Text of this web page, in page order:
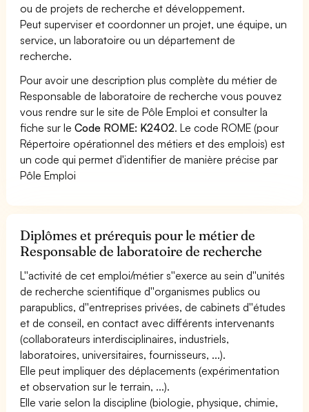
ou de projets de recherche et développement.
Peut superviser et coordonner un projet, une équipe, un
service, un laboratoire ou un département de
recherche.
Pour avoir une description plus complète du métier de
Responsable de laboratoire de recherche vous pouvez
vous rendre sur le site de Pôle Emploi et consulter la
fiche sur leCode ROME: K2402. Le code ROME (pour
Répertoire opérationnel des métiers et des emplois) est
un code qui permet d'identifier de manière précise par
Pôle Emploi
Diplômes et prérequis pour le métier de
Responsable de laboratoire de recherche
L''activité de cet emploi/métier s''exerce au sein d''unités
de recherche scientifique d''organismes publics ou
parapublics, d''entreprises privées, de cabinets d''études
et de conseil, en contact avec différents intervenants
(collaborateurs interdisciplinaires, industriels,
laboratoires, universitaires, fournisseurs, ...).
Elle peut impliquer des déplacements (expérimentation
et observation sur le terrain, ...).
Elle varie selon la discipline (biologie, physique, chimie,